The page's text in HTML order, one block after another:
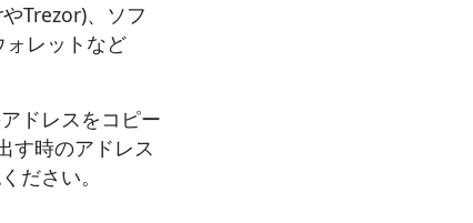
Trezor)、ソフ
ォレットなど
ドレスをコピー
す時のアドレス
ださい。